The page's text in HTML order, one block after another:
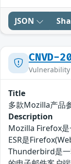
JSON
CNVD-
Title
多款Mozilla产品
Description
Mozilla Firefox
ESR是
Thunderbird是